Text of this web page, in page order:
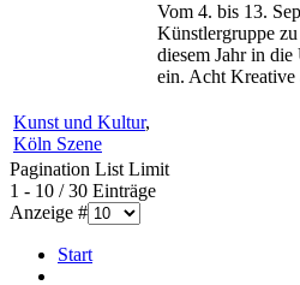
Vom 4. bis 13.
Künstlergruppe
diesem Jahr in
ein. Acht Kreative
Kunst und Kultur,
Köln Szene
Pagination List Limit
1 - 10 / 30 Einträge
Anzeige #
Start